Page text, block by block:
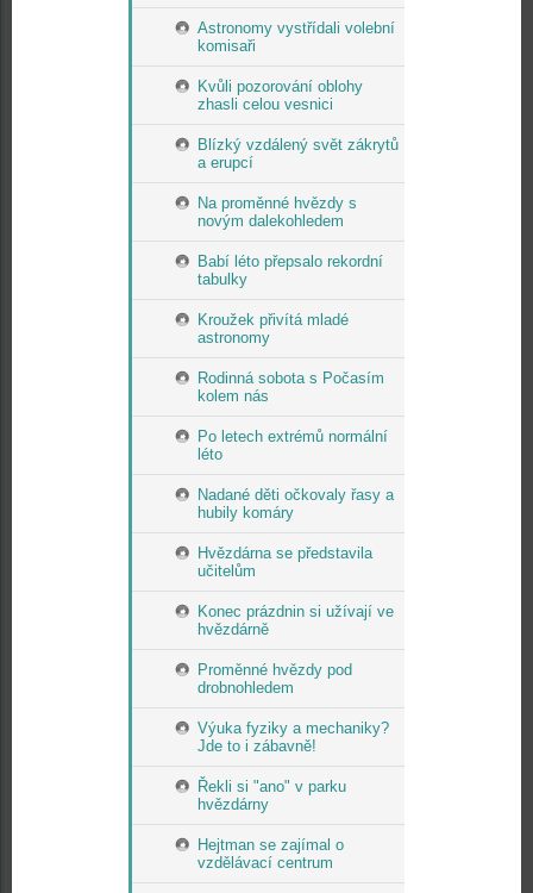
Astronomy vystřídali volební
komisaři
Kvůli pozorování oblohy
zhasli celou vesnici
Blízký vzdálený svět zákrytů
a erupcí
Na proměnné hvězdy s
novým dalekohledem
Babí léto přepsalo rekordní
tabulky
Kroužek přivítá mladé
astronomy
Rodinná sobota s Počasím
kolem nás
Po letech extrémů normální
léto
Nadané děti očkovaly řasy a
hubily komáry
Hvězdárna se představila
učitelům
Konec prázdnin si užívají ve
hvězdárně
Proměnné hvězdy pod
drobnohledem
Výuka fyziky a mechaniky?
Jde to i zábavně!
Řekli si "ano" v parku
hvězdárny
Hejtman se zajímal o
vzdělávací centrum